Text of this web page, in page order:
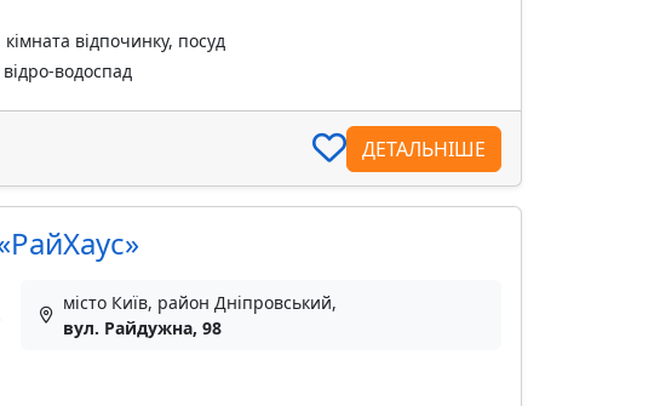
відпочинку, посуд
водоспад
ДЕТАЛЬНІШЕ
місто Київ, район Дніпровський,
вул. Райдужна, 98